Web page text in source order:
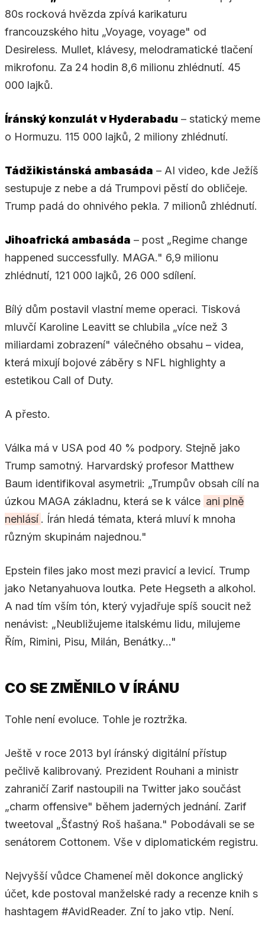
80s rocková hvězda zpívá karikaturu
francouzského hitu „Voyage, voyage" od
Desireless. Mullet, klávesy, melodramatické tlačení
mikrofonu. Za 24 hodin 8,6 milionu zhlédnutí. 45
000 lajků.
Íránský konzulát v Hyderabadu – statický meme
o Hormuzu. 115 000 lajků, 2 miliony zhlédnutí.
Tádžikistánská ambasáda – AI video, kde Ježíš
sestupuje z nebe a dá Trumpovi pěstí do obličeje.
Trump padá do ohnivého pekla. 7 milionů zhlédnutí.
Jihoafrická ambasáda – post „Regime change
happened successfully. MAGA." 6,9 milionu
zhlédnutí, 121 000 lajků, 26 000 sdílení.
Bílý dům postavil vlastní meme operaci. Tisková
mluvčí Karoline Leavitt se chlubila „více než 3
miliardami zobrazení" válečného obsahu – videa,
která mixují bojové záběry s NFL highlighty a
estetikou Call of Duty.
A přesto.
Válka má v USA pod 40 % podpory. Stejně jako
Trump samotný. Harvardský profesor Matthew
Baum identifikoval asymetrii: „Trumpův obsah cílí na
úzkou MAGA základnu, která se k válce ani plně
nehlásí . Írán hledá témata, která mluví k mnoha
různým skupinám najednou."
Epstein files jako most mezi pravicí a levicí. Trump
jako Netanyahuova loutka. Pete Hegseth a alkohol.
A nad tím vším tón, který vyjadřuje spíš soucit než
nenávist: „Neubližujeme italskému lidu, milujeme
Řím, Rimini, Pisu, Milán, Benátky..."
CO SE ZMĚNILO V ÍRÁNU
Tohle není evoluce. Tohle je roztržka.
Ještě v roce 2013 byl íránský digitální přístup
pečlivě kalibrovaný. Prezident Rouhani a ministr
zahraničí Zarif nastoupili na Twitter jako součást
„charm offensive" během jaderných jednání. Zarif
tweetoval „Šťastný Roš hašana." Pobodávali se se
senátorem Cottonem. Vše v diplomatickém registru.
Nejvyšší vůdce Chameneí měl dokonce anglický
účet, kde postoval manželské rady a recenze knih s
hashtagem #AvidReader. Zní to jako vtip. Není.